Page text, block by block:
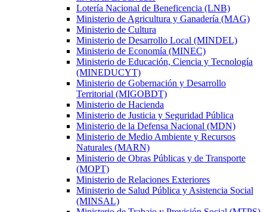
Lotería Nacional de Beneficencia (LNB)
Ministerio de Agricultura y Ganadería (MAG)
Ministerio de Cultura
Ministerio de Desarrollo Local (MINDEL)
Ministerio de Economía (MINEC)
Ministerio de Educación, Ciencia y Tecnología
(MINEDUCYT)
Ministerio de Gobernación y Desarrollo
Territorial (MIGOBDT)
Ministerio de Hacienda
Ministerio de Justicia y Seguridad Pública
Ministerio de la Defensa Nacional (MDN)
Ministerio de Medio Ambiente y Recursos
Naturales (MARN)
Ministerio de Obras Públicas y de Transporte
(MOPT)
Ministerio de Relaciones Exteriores
Ministerio de Salud Pública y Asistencia Social
(MINSAL)